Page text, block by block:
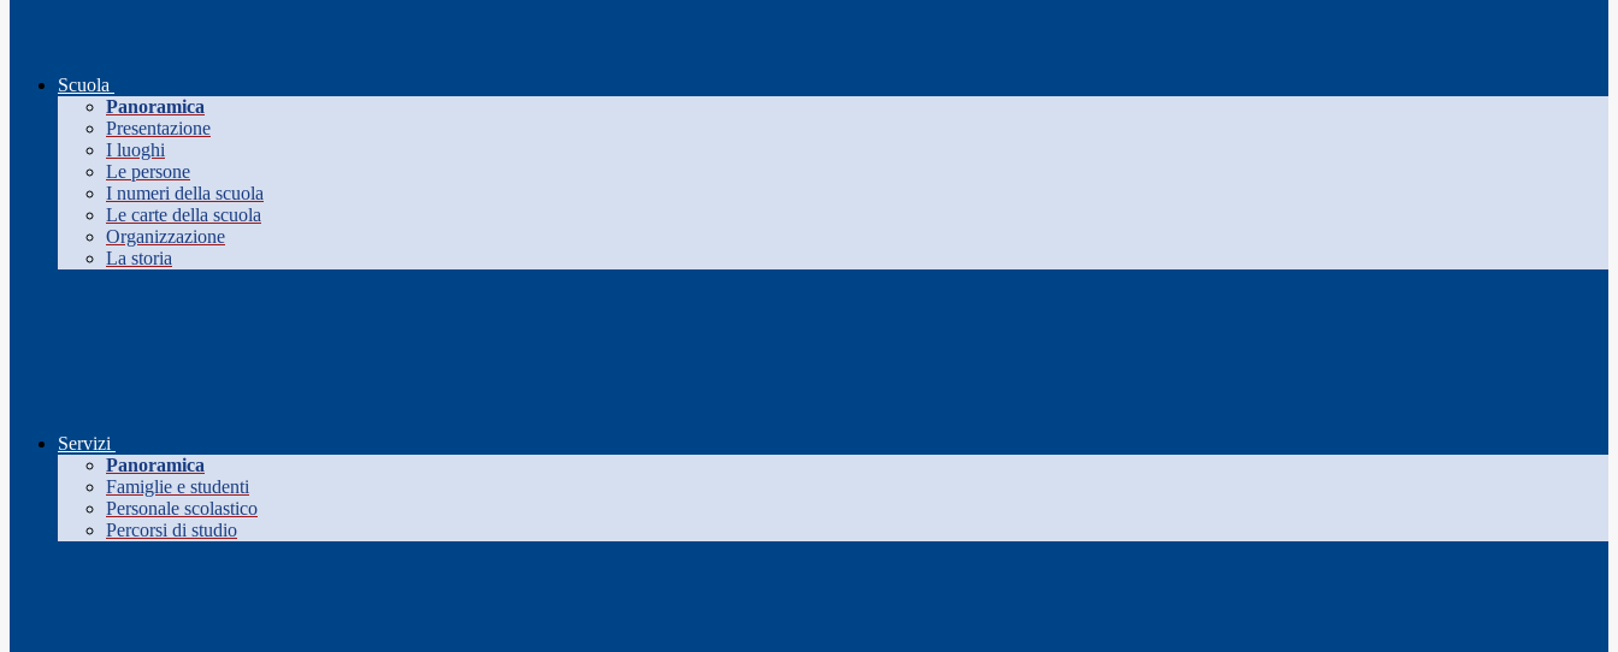
Scuola
Panoramica
Presentazione
I luoghi
Le persone
I numeri della scuola
Le carte della scuola
Organizzazione
La storia
Servizi
Panoramica
Famiglie e studenti
Personale scolastico
Percorsi di studio